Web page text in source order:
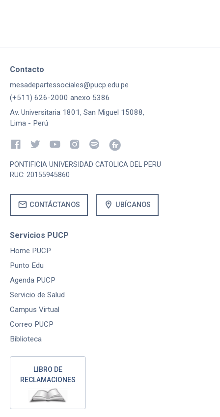
Contacto
mesadepartessociales@pucp.edu.pe
(+511) 626-2000 anexo 5386
Av. Universitaria 1801, San Miguel 15088,
Lima - Perú
PONTIFICIA UNIVERSIDAD CATOLICA DEL PERU
RUC: 20155945860
mail CONTÁCTANOS location_on UBÍCANOS
Servicios PUCP
Home PUCP
Punto Edu
Agenda PUCP
Servicio de Salud
Campus Virtual
Correo PUCP
Biblioteca
LIBRO DE
RECLAMACIONES